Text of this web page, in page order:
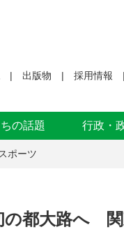
出版物 採用情報
ちの話題 行政・
ポーツ
の都大路へ